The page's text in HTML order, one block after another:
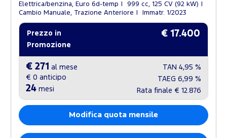
Elettrica/benzina, Euro 6d-temp
999 cc, 125 CV (92 kW)
Cambio Manuale, Trazione Anteriore
Immatr. 1/2023
Prezzo in
Promozione
€ 17.400
€ 271
al mese
€ 0 anticipo
24 mesi
TAN 4,95 %
TAEG 6,99 %
Rata finale € 12.876
Modifica quota mensile